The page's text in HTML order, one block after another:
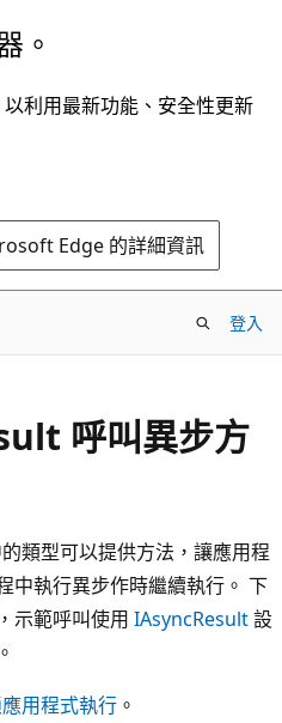
。
利用最新功能、安全性更新
Edge 的詳細資訊
登入
呼叫異步方
類型可以提供方法，讓應用程
中執行異步作時繼續執行。 下
示範呼叫使用 IAsyncResult設
用程式執行 。